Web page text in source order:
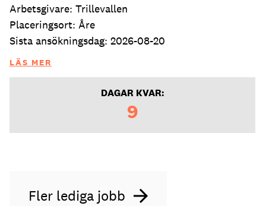
Arbetsgivare: Trillevallen
Placeringsort: Åre
Sista ansökningsdag: 2026-08-20
LÄS MER
DAGAR KVAR:
9
Fler lediga jobb